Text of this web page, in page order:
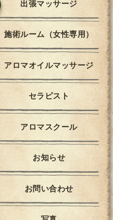
出張マッサージ
施術ルーム（女性専用）
アロマオイルマッサージ
セラピスト
アロマスクール
お知らせ
お問い合わせ